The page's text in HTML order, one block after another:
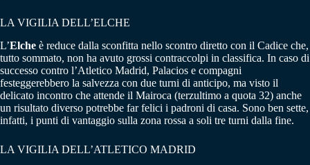
LA VIGILIA DELL’ELCHE
L’Elche è reduce dalla sconfitta nello scontro diretto con il Cadice che,
tutto sommato, non ha avuto grossi contraccolpi in classifica. In caso di
successo contro l’Atletico Madrid, Palacios e compagni
festeggerebbero la salvezza con due turni di anticipo, ma visto il
delicato incontro che attende il Mairoca (terzultimo a quota 32) anche
un risultato diverso potrebbe far felici i padroni di casa. Sono ben sette,
infatti, i punti di vantaggio sulla zona rossa a soli tre turni dalla fine.
LA VIGILIA DELL’ATLETICO MADRID